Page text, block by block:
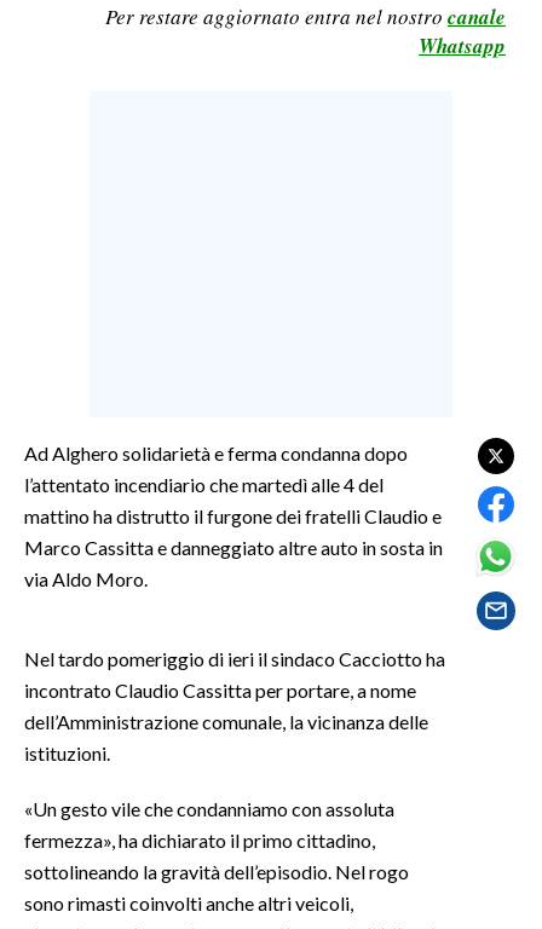
CULTURA
SPETTACOLI
GOSSIP
SARDEGNA TURISMO
SARDI NEL MONDO
EVENTI
Per restare aggiornato entra nel nostro canale
Whatsapp
Ad Alghero solidarietà e ferma condanna dopo
l’attentato incendiario che martedì alle 4 del
mattino ha distrutto il furgone dei fratelli Claudio e
Marco Cassitta e danneggiato altre auto in sosta in
via Aldo Moro.
Nel tardo pomeriggio di ieri il sindaco Cacciotto ha
incontrato Claudio Cassitta per portare, a nome
dell’Amministrazione comunale, la vicinanza delle
istituzioni.
«Un gesto vile che condanniamo con assoluta
fermezza», ha dichiarato il primo cittadino,
sottolineando la gravità dell’episodio. Nel rogo
sono rimasti coinvolti anche altri veicoli,